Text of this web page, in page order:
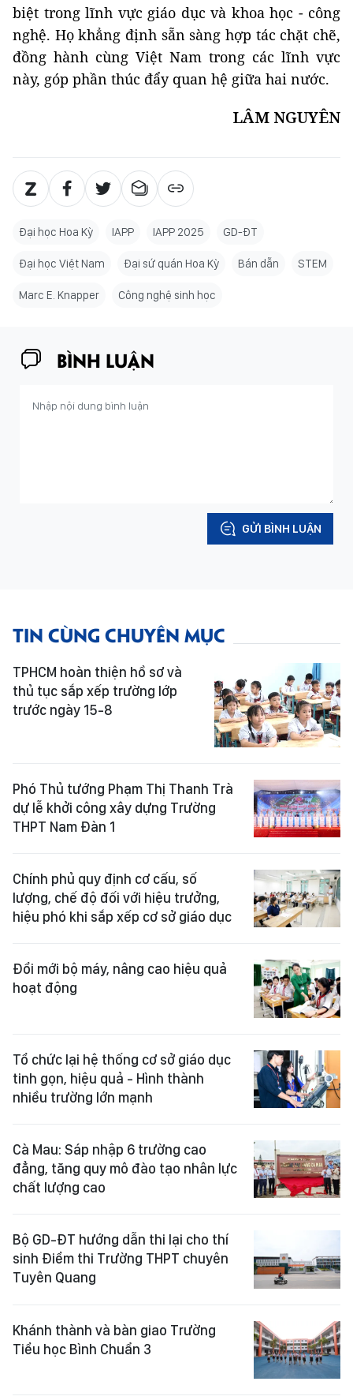
biệt trong lĩnh vực giáo dục và khoa học - công
nghệ. Họ khẳng định sẵn sàng hợp tác chặt chẽ,
đồng hành cùng Việt Nam trong các lĩnh vực
này, góp phần thúc đẩy quan hệ giữa hai nước.
LÂM NGUYÊN
Đại học Hoa Kỳ IAPP IAPP 2025 GD-ĐT
Đại học Việt Nam Đại sứ quán Hoa Kỳ Bán dẫn STEM
Marc E. Knapper Công nghệ sinh học
BÌNH LUẬN
GỬI BÌNH LUẬN
TIN CÙNG CHUYÊN MỤC
TPHCM hoàn thiện hồ sơ và
thủ tục sắp xếp trường lớp
trước ngày 15-8
Phó Thủ tướng Phạm Thị Thanh Trà
dự lễ khởi công xây dựng Trường
THPT Nam Đàn 1
Chính phủ quy định cơ cấu, số
lượng, chế độ đối với hiệu trưởng,
hiệu phó khi sắp xếp cơ sở giáo dục
Đổi mới bộ máy, nâng cao hiệu quả
hoạt động
Tổ chức lại hệ thống cơ sở giáo dục
tinh gọn, hiệu quả - Hình thành
nhiều trường lớn mạnh
Cà Mau: Sáp nhập 6 trường cao
đẳng, tăng quy mô đào tạo nhân lực
chất lượng cao
Bộ GD-ĐT hướng dẫn thi lại cho thí
sinh Điểm thi Trường THPT chuyên
Tuyên Quang
Khánh thành và bàn giao Trường
Tiểu học Bình Chuẩn 3